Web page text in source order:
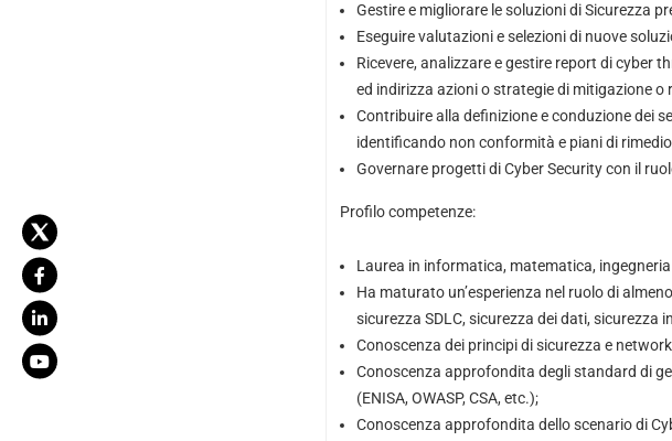
Gestire e migliorare le soluzioni di Sicurezza
Eseguire valutazioni e selezioni di nuove
Ricevere, analizzare e gestire report di cyber
ed indirizza azioni o strategie di mitigazione o
Contribuire alla definizione e conduzione dei
identificando non conformità e piani di
Governare progetti di Cyber Security con il
Profilo competenze:
Laurea in informatica, matematica,
Ha maturato un’esperienza nel ruolo di
sicurezza SDLC, sicurezza dei dati, sicurezza
Conoscenza dei principi di sicurezza e
Conoscenza approfondita degli standard di
(ENISA, OWASP, CSA, etc.);
Conoscenza approfondita dello scenario di